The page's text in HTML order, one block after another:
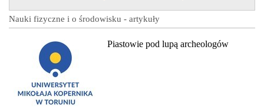
Nauki fizyczne i o środowisku - artykuły
Piastowie pod lupą archeologów